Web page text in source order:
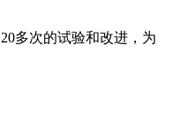
多次的试验和改进，为